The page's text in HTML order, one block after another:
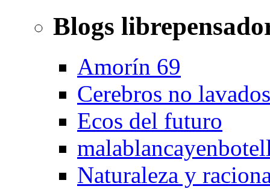
Blogs
Amorín 69
Cerebros no lavados
Ecos del futuro
Naturaleza y